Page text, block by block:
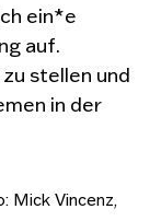
ein*e
auf.
stellen und
in der
Mick Vincenz,